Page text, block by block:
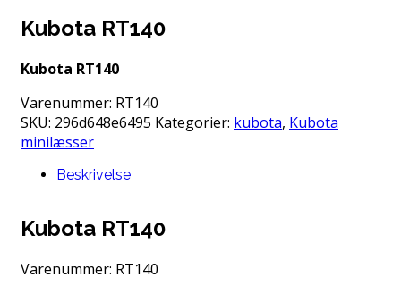
Kubota RT140
Kubota RT140
Varenummer: RT140
SKU: 296d648e6495 Kategorier: kubota, Kubota
minilæsser
Beskrivelse
Kubota RT140
Varenummer: RT140